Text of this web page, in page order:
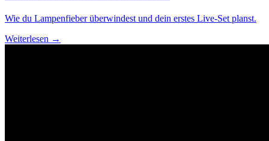
Wie du Lampenfieber überwindest und dein erstes Live-Set planst.
Weiterlesen →